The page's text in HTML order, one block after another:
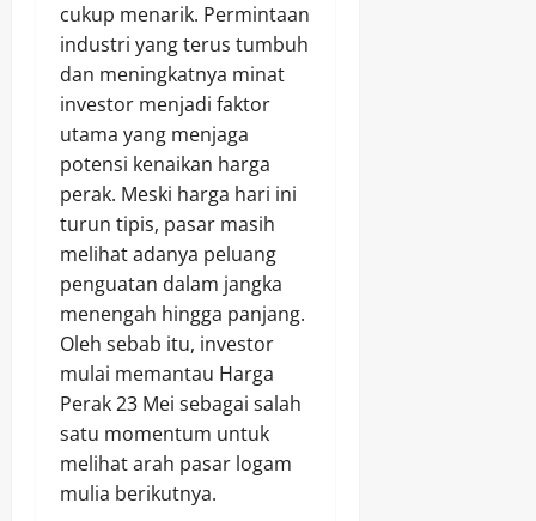
cukup menarik. Permintaan
industri yang terus tumbuh
dan meningkatnya minat
investor menjadi faktor
utama yang menjaga
potensi kenaikan harga
perak. Meski harga hari ini
turun tipis, pasar masih
melihat adanya peluang
penguatan dalam jangka
menengah hingga panjang.
Oleh sebab itu, investor
mulai memantau Harga
Perak 23 Mei sebagai salah
satu momentum untuk
melihat arah pasar logam
mulia berikutnya.